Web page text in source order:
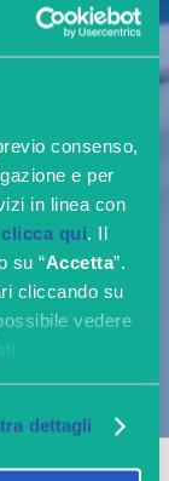
consenso,
e per
in linea con
clicca qui. Il
su “Accetta”.
cliccando su
vedere
dettagli